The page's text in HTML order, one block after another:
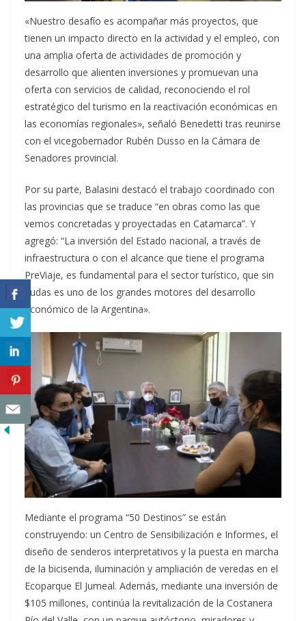
«Nuestro desafío es acompañar más proyectos, que
tienen un impacto directo en la actividad y el empleo, con
una amplia oferta de actividades de promoción y
desarrollo que alienten inversiones y promuevan una
oferta con servicios de calidad, reconociendo el rol
estratégico del turismo en la reactivación económicas en
las economías regionales», señaló Benedetti tras reunirse
con el vicegobernador Rubén Dusso en la Cámara de
Senadores provincial.
Por su parte, Balasini destacó el trabajo coordinado con
las provincias que se traduce “en obras como las que
vemos concretadas y proyectadas en Catamarca”. Y
agregó: “La inversión del Estado nacional, a través de
infraestructura o con el alcance que tiene el programa
PreViaje, es fundamental para el sector turístico, que sin
dudas es uno de los grandes motores del desarrollo
económico de la Argentina».
Mediante el programa “50 Destinos” se están
construyendo: un Centro de Sensibilización e Informes, el
diseño de senderos interpretativos y la puesta en marcha
de la bicisenda, iluminación y ampliación de veredas en el
Ecoparque El Jumeal. Además, mediante una inversión de
$105 millones, continúa la revitalización de la Costanera